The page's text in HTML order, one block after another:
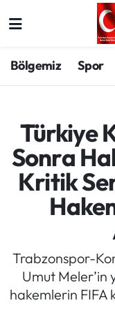
Bölgemiz Spor
Türkiye
Sonra
Kritik
Trabzonspor-
Umut Meler’in
hakemlerin FIFA
Spor
Türkiye
Kültür/Sanat
Politika
Dünya
Magazin
Trabzon
Trabzon Trafik
Süper Lig
Tüm
Son Dakika
Haber Arşivi